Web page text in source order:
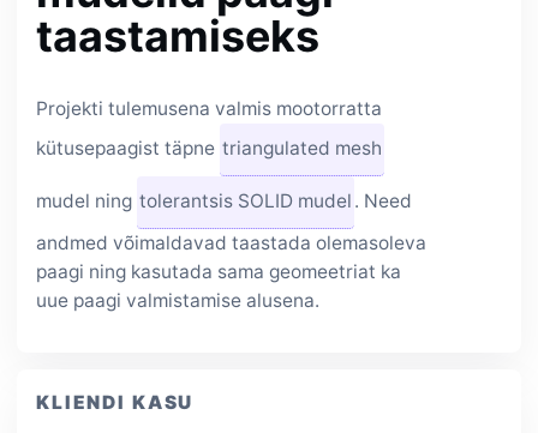
taastamiseks
Projekti tulemusena valmis mootorratta
kütusepaagist täpne triangulated mesh
mudel ning tolerantsis SOLID mudel . Need
andmed võimaldavad taastada olemasoleva
paagi ning kasutada sama geomeetriat ka
uue paagi valmistamise alusena.
KLIENDI KASU